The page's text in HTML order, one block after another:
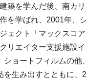
築を学んだ後、南カ
を学ばれ、2001年、
ェクト「マックスコ
リエイター支援施設
ョートフィルムの他
生み出すとともに、